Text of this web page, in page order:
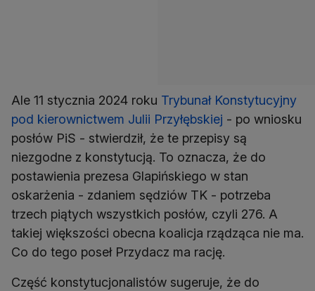
Ale 11 stycznia 2024 roku Trybunał Konstytucyjny
pod kierownictwem Julii Przyłębskiej - po wniosku
posłów PiS - stwierdził, że te przepisy są
niezgodne z konstytucją. To oznacza, że do
postawienia prezesa Glapińskiego w stan
oskarżenia - zdaniem sędziów TK - potrzeba
trzech piątych wszystkich posłów, czyli 276. A
takiej większości obecna koalicja rządząca nie ma.
Co do tego poseł Przydacz ma rację.
Część konstytucjonalistów sugeruje, że do